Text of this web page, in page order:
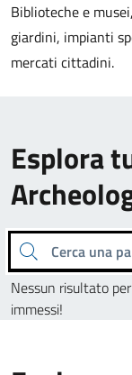
Biblioteche e
giardini, impianti
mercati cittadini.
Esplora
Cerca una parola chiave
Nessun risultato
immessi!